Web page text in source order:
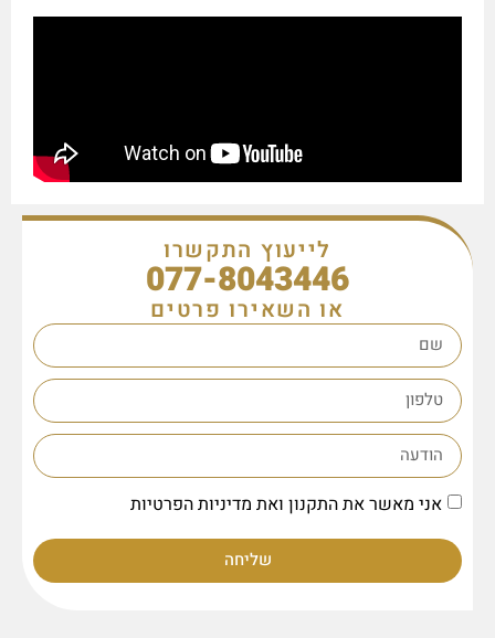
לייעוץ התקשרו
077-8043446
או השאירו פרטים
אני מאשר את התקנון ואת מדיניות הפרטיות
שליחה